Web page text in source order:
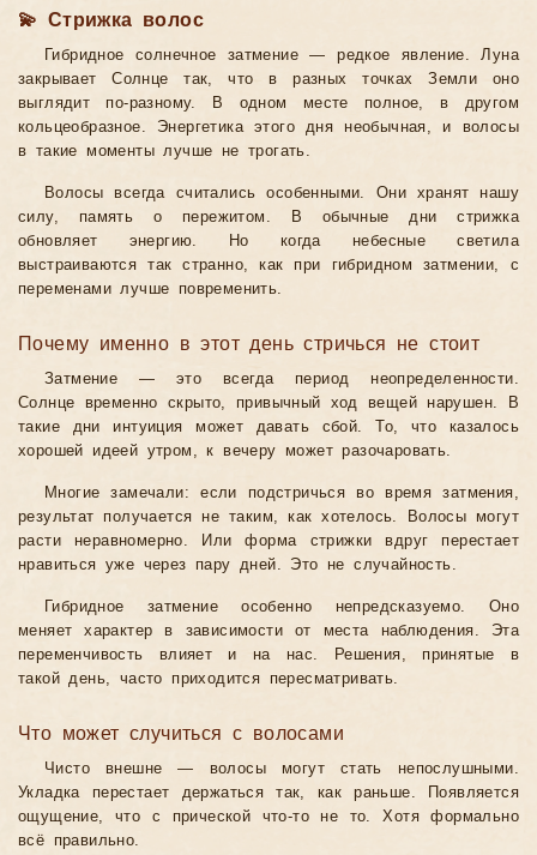
💫 Стрижка волос
Гибридное солнечное затмение — редкое явление. Луна
закрывает Солнце так, что в разных точках Земли оно
выглядит по-разному. В одном месте полное, в другом
кольцеобразное. Энергетика этого дня необычная, и волосы
в такие моменты лучше не трогать.
Волосы всегда считались особенными. Они хранят нашу
силу, память о пережитом. В обычные дни стрижка
обновляет энергию. Но когда небесные светила
выстраиваются так странно, как при гибридном затмении, с
переменами лучше повременить.
Почему именно в этот день стричься не стоит
Затмение — это всегда период неопределенности.
Солнце временно скрыто, привычный ход вещей нарушен. В
такие дни интуиция может давать сбой. То, что казалось
хорошей идеей утром, к вечеру может разочаровать.
Многие замечали: если подстричься во время затмения,
результат получается не таким, как хотелось. Волосы могут
расти неравномерно. Или форма стрижки вдруг перестает
нравиться уже через пару дней. Это не случайность.
Гибридное затмение особенно непредсказуемо. Оно
меняет характер в зависимости от места наблюдения. Эта
переменчивость влияет и на нас. Решения, принятые в
такой день, часто приходится пересматривать.
Что может случиться с волосами
Чисто внешне — волосы могут стать непослушными.
Укладка перестает держаться так, как раньше. Появляется
ощущение, что с прической что-то не то. Хотя формально
всё правильно.